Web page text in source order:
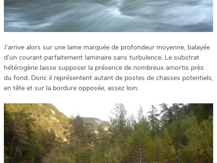
J’arrive alors sur une lame marquée de profondeur moyenne, balayée
d’un courant parfaitement laminaire sans turbulence. Le substrat
hétérogène laisse supposer la présence de nombreux amortis près
du fond. Donc il représentent autant de postes de chasses potentiels,
en tête et sur la bordure opposée, assez loin.